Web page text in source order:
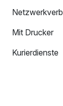
Mit Drucker
Kurierdienste